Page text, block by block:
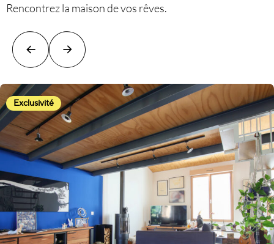
Rencontrez la maison de vos rêves.
Exclusivité